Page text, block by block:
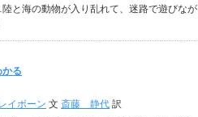
と海の動物が入り乱れて、迷路で遊びなが
る
イボーン 文 斎藤 静代 訳